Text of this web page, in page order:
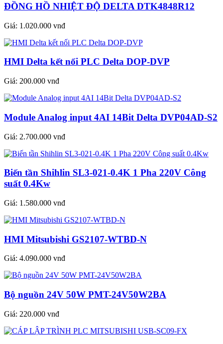
ĐỒNG HỒ NHIỆT ĐỘ DELTA DTK4848R12
Giá: 1.020.000 vnđ
HMI Delta kết nối PLC Delta DOP-DVP
Giá: 200.000 vnđ
Module Analog input 4AI 14Bit Delta DVP04AD-S2
Giá: 2.700.000 vnđ
Biến tần Shihlin SL3-021-0.4K 1 Pha 220V Công
suất 0.4Kw
Giá: 1.580.000 vnđ
HMI Mitsubishi GS2107-WTBD-N
Giá: 4.090.000 vnđ
Bộ nguồn 24V 50W PMT-24V50W2BA
Giá: 220.000 vnđ